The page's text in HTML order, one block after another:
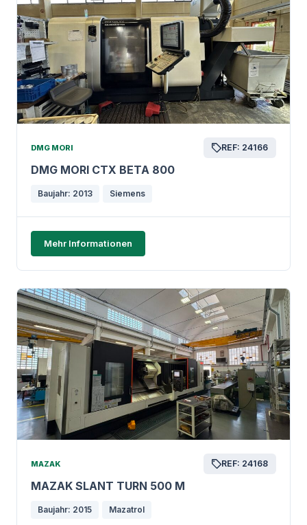
DMG MORI REF: 24166
DMG MORI CTX BETA 800
Baujahr: 2013 Siemens
Mehr Informationen
MAZAK REF: 24168
MAZAK SLANT TURN 500 M
Baujahr: 2015 Mazatrol